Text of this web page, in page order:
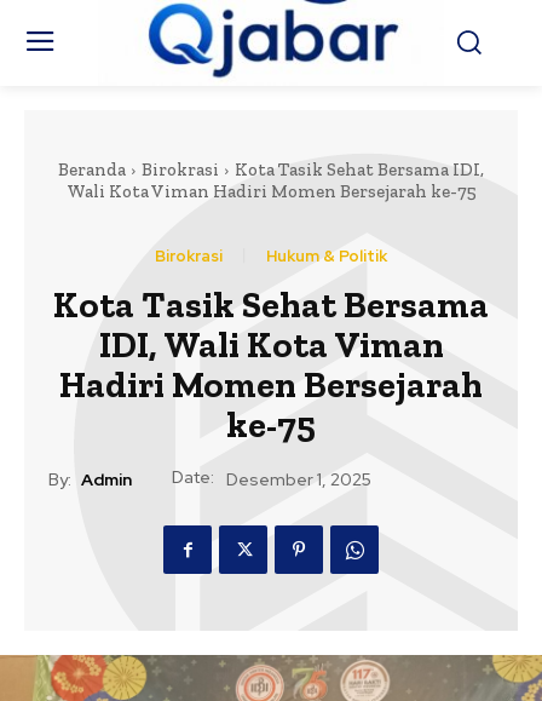
Beranda Birokrasi
Kota Tasik Sehat Bersama IDI,
Wali Kota Viman Hadiri Momen Bersejarah ke-75
Birokrasi Hukum & Politik
Kota Tasik Sehat Bersama
IDI, Wali Kota Viman
Hadiri Momen Bersejarah
ke-75
By: Admin Date: Desember 1, 2025